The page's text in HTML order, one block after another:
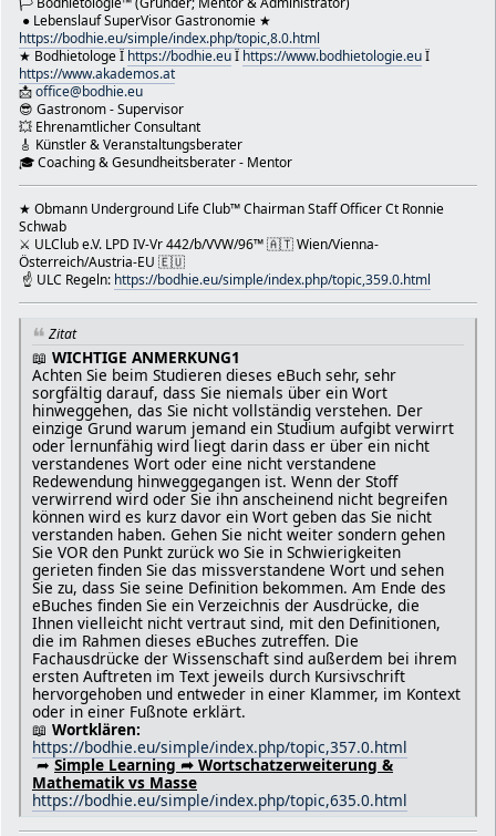
Die spezifischen Verantwortlichkeiten und Befugnisse
Community-Forum-Moderators können je nach Plattform,
und ihrer Größe stark variieren. Einige Moderatoren
ehrenamtlich, andere sind bezahlte Mitarbeiter. Ihr
darin, ein positives und produktives Umfeld für
schaffen, in dem sie Ideen austauschen, Fragen stellen
interagieren können.
🚩 Hier findest Du staatlich, ausgezeichnete eKurse von
⚔ HomePageOffice Akademie Bodhietologie Ï 🏳
Schule ⛔ DeutschKurs 📧 Wortklären 🚩 Übungen ⌘
📘 HptHP: https://bodhie.eu 📗 Bodhie*in: https://
https://bodhietologie.eu 📙 eSchule: https://
* ⚔ eDirect Entry: https://bodhie.eu/portal
* ⚔ Box: https://bodhie.eu/box
* ⚔ eAkademie: https://bodhietologie.eu
* ⚔ ULClub: https://bodhie.eu/undergroundclub
†☠† "Der Tod des Schrif†Führers†" Anfrage & Fragen von ★
deClaire Schwab
* ⚔ https://bodhie.eu/moments
* ⚔ Wien/Vienna News: https://bodhie.eu/news
* ⚔ Bodhie*in: https://bodhiein.eu
* ⚔ ULClub: https://bodhie.eu/ulclub
* ⚔ Book: https://bodhie.eu/facebook
* ⚔ NichteHP: https://bodhie.eu/Nicole.Lisa/SMF
* ⚔ ULCsponsor: https://bodhie.eu/sponsor
* ⚔ Literatur: https://bodhie.eu/anthologie
* ⚔ HPHanko: https://bodhie.eu/hanko
* ⚔ ULCsponsor: https://bodhie.eu/sponsor
* ⚔ BodhieShop: https://bodhie.eu/shop
* ⚔ Religion: https://bodhie.eu/hiob
📩 office@bodhie.eu
Zitieren?
Schnell bearbeiten?
Mehr? ... .. .
📱📲 ChatGPT über den Browser kostenlos nutzen: https://
Die Forum Optionen bodhie.eu wird regelmässig
Abonnieren Sie unverbindliche und kostenlos die
sofort informiert zu sein; indem Sie das folgende
http://bodhie.eu/mailman/listinfo/bodhieeumailingliste.
● Lebenslauf SuperVisor Gastronomie ★
https://bodhie.eu/simple/index.php/topic,8.0.html
★ Bodhietologe Ï https://bodhie.euÏ https://www.bodhietologie.euÏ
https://www.akademos.at
📩office@bodhie.eu
😎 Gastronom - Supervisor
💥 Ehrenamtlicher Consultant
🎸 Künstler & Veranstaltungsberater
🎓 Coaching & Gesundheitsberater - Mentor
★ Obmann Underground Life Club™ Chairman Staff Officer Ct Ronnie
Schwab
⚔ ULClub e.V. LPD IV-Vr 442/b/VVW/96™ 🇦🇹 Wien/Vienna-
Österreich/Austria-EU 🇪🇺
☝ ULC Regeln: https://bodhie.eu/simple/index.php/topic,359.0.html
Zitat
📖 WICHTIGE ANMERKUNG1
Achten Sie beim Studieren dieses eBuch sehr, sehr
sorgfältig darauf, dass Sie niemals über ein Wort
hinweggehen, das Sie nicht vollständig verstehen. Der
einzige Grund warum jemand ein Studium aufgibt verwirrt
oder lernunfähig wird liegt darin dass er über ein nicht
verstandenes Wort oder eine nicht verstandene
Redewendung hinweggegangen ist. Wenn der Stoff
verwirrend wird oder Sie ihn anscheinend nicht begreifen
können wird es kurz davor ein Wort geben das Sie nicht
verstanden haben. Gehen Sie nicht weiter sondern gehen
Sie VOR den Punkt zurück wo Sie in Schwierigkeiten
gerieten finden Sie das missverstandene Wort und sehen
Sie zu, dass Sie seine Definition bekommen. Am Ende des
eBuches finden Sie ein Verzeichnis der Ausdrücke, die
Ihnen vielleicht nicht vertraut sind, mit den Definitionen,
die im Rahmen dieses eBuches zutreffen. Die
Fachausdrücke der Wissenschaft sind außerdem bei ihrem
ersten Auftreten im Text jeweils durch Kursivschrift
hervorgehoben und entweder in einer Klammer, im Kontext
oder in einer Fußnote erklärt.
📖 Wortklären:
https://bodhie.eu/simple/index.php/topic,357.0.html
➦Simple Learning ➦ Wortschatzerweiterung &
Mathematik vs Masse
https://bodhie.eu/simple/index.php/topic,635.0.html